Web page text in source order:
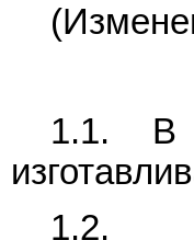
1.1. В
1.2.